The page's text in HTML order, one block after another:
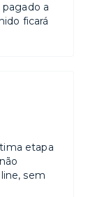
a
ficará
etapa
sem